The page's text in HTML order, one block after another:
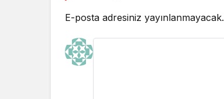
E-posta adresiniz yayınlanmayacak.